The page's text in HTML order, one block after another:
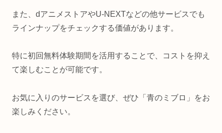
また、dアニメストアやU-NEXTなどの他サービスでも
ラインナップをチェックする価値があります。
特に初回無料体験期間を活用することで、コストを抑え
て楽しむことが可能です。
お気に入りのサービスを選び、ぜひ「青のミブロ」をお
楽しみください。